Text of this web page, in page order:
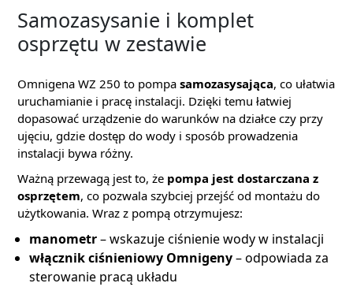
Samozasysanie i komplet
osprzętu w zestawie
Omnigena WZ 250 to pompa samozasysająca, co ułatwia
uruchamianie i pracę instalacji. Dzięki temu łatwiej
dopasować urządzenie do warunków na działce czy przy
ujęciu, gdzie dostęp do wody i sposób prowadzenia
instalacji bywa różny.
Ważną przewagą jest to, że pompa jest dostarczana z
osprzętem, co pozwala szybciej przejść od montażu do
użytkowania. Wraz z pompą otrzymujesz:
manometr– wskazuje ciśnienie wody w instalacji
włącznik ciśnieniowy Omnigeny– odpowiada za
sterowanie pracą układu